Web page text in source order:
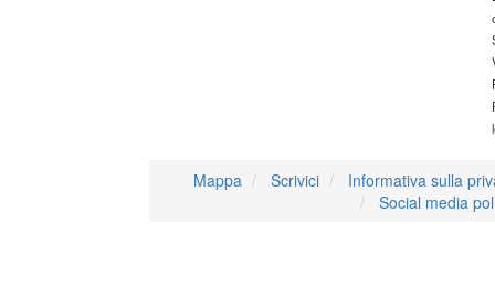
Mappa Scrivici
Informativa sulla
Social media